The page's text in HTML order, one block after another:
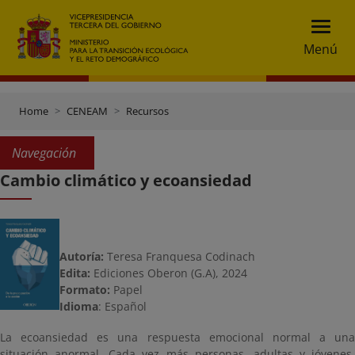
Menú
Home CENEAM Recursos
Navegación
Cambio climático y ecoansiedad
Autoría: Teresa Franquesa Codinach
Edita: Ediciones Oberon (G.A), 2024
Formato: Papel
Idioma: Español
La ecoansiedad es una respuesta emocional normal a una